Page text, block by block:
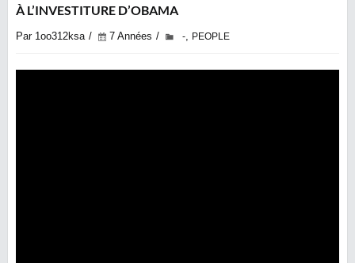
À L’INVESTITURE D’OBAMA
Par 1oo312ksa 7 Années -, PEOPLE